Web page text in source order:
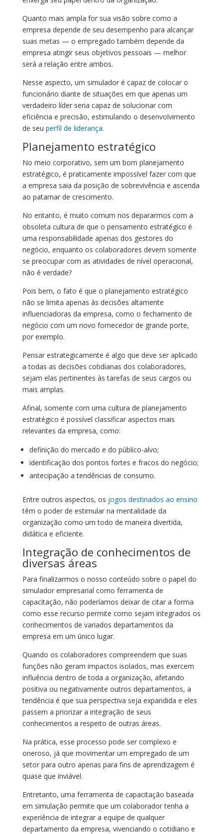
Quanto mais ampla for sua visão sobre como a
empresa depende de seu desempenho para alcançar
suas metas — o empregado também depende da
empresa atingir seus objetivos pessoais — melhor
será a relação entre ambos.
Nesse aspecto, um simulador é capaz de colocar o
funcionário diante de situações em que apenas um
verdadeiro líder seria capaz de solucionar com
eficiência e precisão, estimulando o desenvolvimento
de seu perfil de liderança.
Planejamento estratégico
No meio corporativo, sem um bom planejamento
estratégico, é praticamente impossível fazer com que
a empresa saia da posição de sobrevivência e ascenda
ao patamar de crescimento.
No entanto, é muito comum nos depararmos com a
obsoleta cultura de que o pensamento estratégico é
uma responsabilidade apenas dos gestores do
negócio, enquanto os colaboradores devem somente
se preocupar com as atividades de nível operacional,
não é verdade?
Pois bem, o fato é que o planejamento estratégico
não se limita apenas às decisões altamente
influenciadoras da empresa, como o fechamento de
negócio com um novo fornecedor de grande porte,
por exemplo.
Pensar estrategicamente é algo que deve ser aplicado
a todas as decisões cotidianas dos colaboradores,
sejam elas pertinentes às tarefas de seus cargos ou
mais amplas.
Afinal, somente com uma cultura de planejamento
estratégico é possível classificar aspectos mais
relevantes da empresa, como:
definição do mercado e do público-alvo;
identificação dos pontos fortes e fracos do negócio;
antecipação a tendências de consumo.
Entre outros aspectos, os jogos destinados ao ensino
têm o poder de estimular na mentalidade da
organização como um todo de maneira divertida,
didática e eficiente.
Integração de conhecimentos de
diversas áreas
Para finalizarmos o nosso conteúdo sobre o papel do
simulador empresarial como ferramenta de
capacitação, não poderíamos deixar de citar a forma
como esse recurso permite como sejam integrados os
conhecimentos de variados departamentos da
empresa em um único lugar.
Quando os colaboradores compreendem que suas
funções não geram impactos isolados, mas exercem
influência dentro de toda a organização, afetando
positiva ou negativamente outros departamentos, a
tendência é que sua perspectiva seja expandida e eles
passem a priorizar a integração de seus
conhecimentos a respeito de outras áreas.
Na prática, esse processo pode ser complexo e
oneroso, já que movimentar um empregado de um
setor para outro apenas para fins de aprendizagem é
quase que inviável.
Entretanto, uma ferramenta de capacitação baseada
em simulação permite que um colaborador tenha a
experiência de integrar a equipe de qualquer
departamento da empresa, vivenciando o cotidiano e